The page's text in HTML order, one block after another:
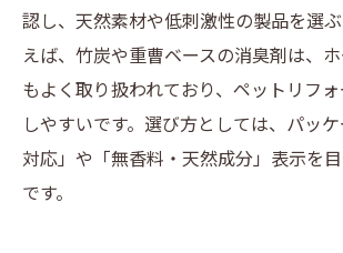
認し、天然素材や低刺激性の製品を選
えば、竹炭や重曹ベースの消臭剤は、
もよく取り扱われており、ペットリフ
しやすいです。選び方としては、パッ
対応」や「無香料・天然成分」表示を
です。